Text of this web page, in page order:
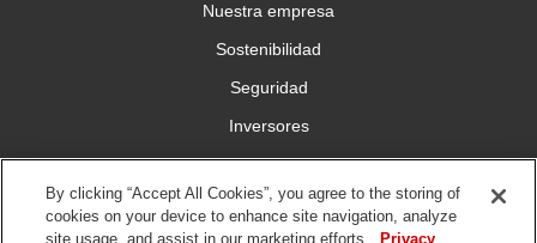
Nuestra empresa
Sostenibilidad
Seguridad
Inversores
Trabajo
Conéctese con nosotros
By clicking “Accept All Cookies”, you agree to the storing of
cookies on your device to enhance site navigation, analyze
site usage, and assist in our marketing efforts.
Privacy